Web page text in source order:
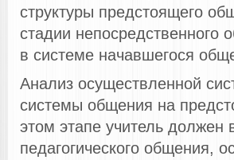
структуры предстоящего
стадии непосредственного
в системе начавшегося
Анализ осуществленной
системы общения на
этом этапе учитель
педагогического общения,